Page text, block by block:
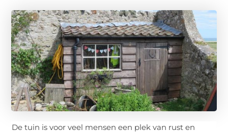
De tuin is voor veel mensen een plek van rust en